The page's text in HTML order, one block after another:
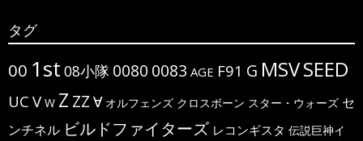
タグ
00 1st 08小隊 0080 0083 AGE F91 G MSVSEED
UC V W Z ΖΖ ∀ オルフェンズ クロスボーン スター・ウォーズ セ
ンチネル ビルドファイターズ レコンギスタ 伝説巨神イ